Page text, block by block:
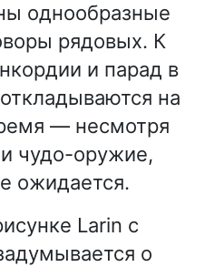
однообразные
рядовых. К
и парад в
на
— несмотря
чудо-оружие,
ожидается.
Larin с
о